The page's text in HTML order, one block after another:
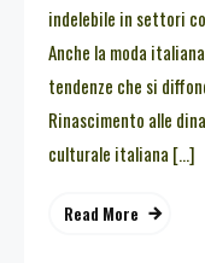
indelebile in settori
Anche la moda
tendenze che si
Rinascimento alle
culturale italiana […]
Read More